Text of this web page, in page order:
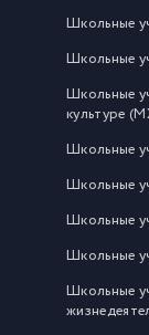
Школьные
Школьные
Школьные учебники по мировой художественной
культуре
Школьные
Школьные
Школьные
Школьные учебники по основам безопасности